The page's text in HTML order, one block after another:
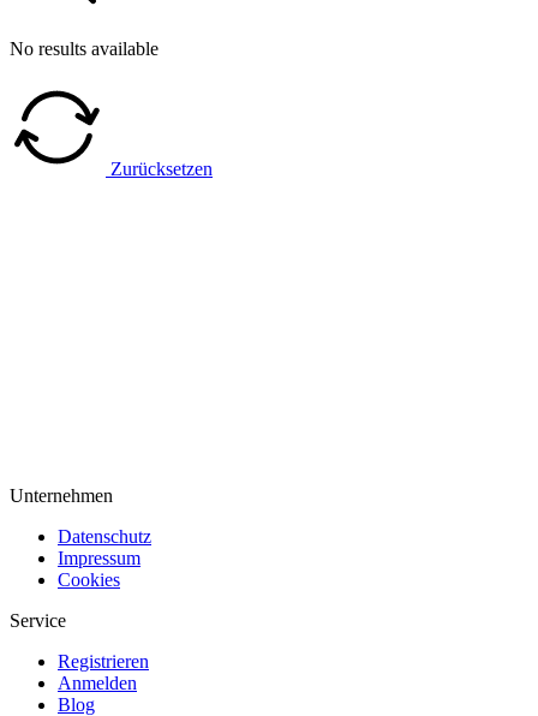
No results available
Zurücksetzen
Unternehmen
Datenschutz
Impressum
Cookies
Service
Registrieren
Anmelden
Blog